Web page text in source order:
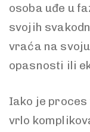
osoba uđe u
svojih
vraća na
opasnosti ili
Iako je
vrlo